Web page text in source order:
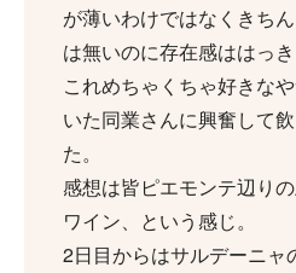
が薄いわけではなくきち
は無いのに存在感ははっき
これめちゃくちゃ好きな
いた同業さんに興奮して
た。
感想は皆ピエモンテ辺り
ワイン、という感じ。
2日目からはサルデーニャ